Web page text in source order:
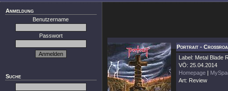
Anmeldung
Benutzername
Passwort
Suche
Portrait -
Label: Metal Blade
VÖ: 25.04.2014
Homepage |
Art: Review